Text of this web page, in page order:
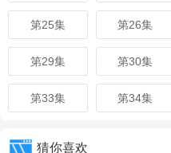
第25集 第26集
第29集 第30集
第33集 第34集
猜你喜欢